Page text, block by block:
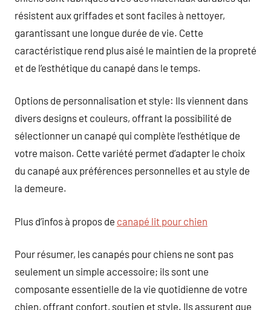
résistent aux griffades et sont faciles à nettoyer,
garantissant une longue durée de vie. Cette
caractéristique rend plus aisé le maintien de la propreté
et de l’esthétique du canapé dans le temps.
Options de personnalisation et style: Ils viennent dans
divers designs et couleurs, offrant la possibilité de
sélectionner un canapé qui complète l’esthétique de
votre maison. Cette variété permet d’adapter le choix
du canapé aux préférences personnelles et au style de
la demeure.
Plus d’infos à propos de canapé lit pour chien
Pour résumer, les canapés pour chiens ne sont pas
seulement un simple accessoire; ils sont une
composante essentielle de la vie quotidienne de votre
chien, offrant confort, soutien et style. Ils assurent que